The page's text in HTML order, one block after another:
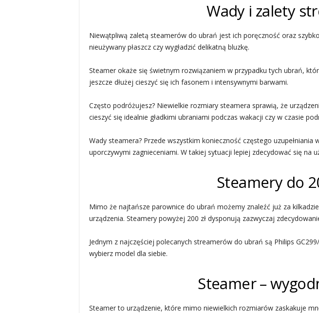
Wady i zalety
Niewątpliwą zaletą steamerów do ubrań jest ich poręczność oraz
nieużywany płaszcz czy wygładzić delikatną bluzkę.
Steamer okaże się świetnym rozwiązaniem w przypadku tych ubrań,
jeszcze dłużej cieszyć się ich fasonem i intensywnymi barwami.
Często podróżujesz? Niewielkie rozmiary steamera sprawią, że
cieszyć się idealnie gładkimi ubraniami podczas wakacji czy w czasie
Wady steamera? Przede wszystkim konieczność częstego
uporczywymi zagnieceniami. W takiej sytuacji lepiej zdecydować się na
Steamery do
Mimo że najtańsze parownice do ubrań możemy znaleźć już za
urządzenia. Steamery powyżej 200 zł dysponują zazwyczaj
Jednym z najczęściej polecanych streamerów do ubrań są Philips
wybierz model dla siebie.
Steamer –
Steamer to urządzenie, które mimo niewielkich rozmiarów zaskakuje